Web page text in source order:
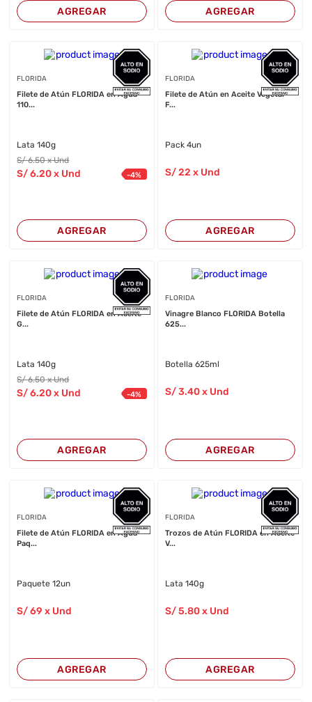
AGREGAR AGREGAR
FLORIDA
Filete de Atún FLORIDA en Agua
110...
Lata 140g
S/6.50 x Und
S/6.20 x Und -4%
AGREGAR
FLORIDA
Filete de Atún en Aceite Vegetal
F...
Pack 4un
S/22 x Und
AGREGAR
FLORIDA
Filete de Atún FLORIDA en Aceite
G...
Lata 140g
S/6.50 x Und
S/6.20 x Und -4%
AGREGAR
FLORIDA
Vinagre Blanco FLORIDA Botella
625...
Botella 625ml
S/3.40x Und
AGREGAR
FLORIDA
Filete de Atún FLORIDA en Agua
Paq...
Paquete 12un
S/69 x Und
AGREGAR
FLORIDA
Trozos de Atún FLORIDA en Aceite
V...
Lata 140g
S/5.80x Und
AGREGAR